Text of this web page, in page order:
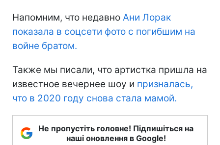
Напомним, что недавно Ани Лорак
показала в соцсети фото с погибшим на
войне братом.
Также мы писали, что артистка пришла на
известное вечернее шоу и призналась,
что в 2020 году снова стала мамой.
Не пропустіть головне! Підпишіться на
наші оновлення в Google!